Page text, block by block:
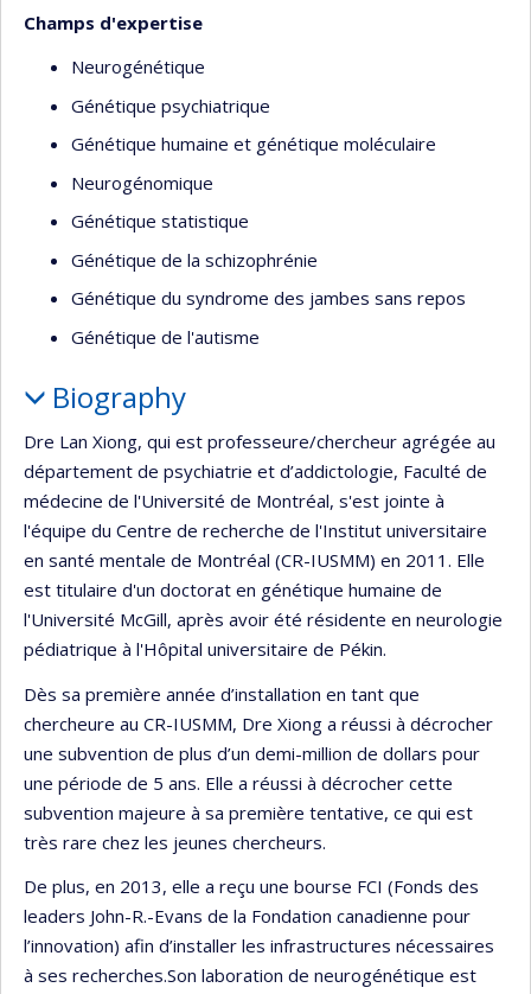
Champs d'expertise
Neurogénétique
Génétique psychiatrique
Génétique humaine et génétique moléculaire
Neurogénomique
Génétique statistique
Génétique de la schizophrénie
Génétique du syndrome des jambes sans repos
Génétique de l'autisme
Biography
Dre Lan Xiong, qui est professeure/chercheur agrégée au
département de psychiatrie et d’addictologie, Faculté de
médecine de l'Université de Montréal, s'est jointe à
l'équipe du Centre de recherche de l'Institut universitaire
en santé mentale de Montréal (CR-IUSMM) en 2011. Elle
est titulaire d'un doctorat en génétique humaine de
l'Université McGill, après avoir été résidente en neurologie
pédiatrique à l'Hôpital universitaire de Pékin.
Dès sa première année d’installation en tant que
chercheure au CR-IUSMM, Dre Xiong a réussi à décrocher
une subvention de plus d’un demi-million de dollars pour
une période de 5 ans. Elle a réussi à décrocher cette
subvention majeure à sa première tentative, ce qui est
très rare chez les jeunes chercheurs.
De plus, en 2013, elle a reçu une bourse FCI (Fonds des
leaders John-R.-Evans de la Fondation canadienne pour
l’innovation) afin d’installer les infrastructures nécessaires
à ses recherches.Son laboration de neurogénétique est